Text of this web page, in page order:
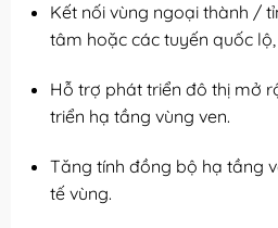
Kết nối vùng ngoại thành /
tâm hoặc các tuyến quốc
Hỗ trợ phát triển đô thị mở
triển hạ tầng vùng ven.
Tăng tính đồng bộ hạ tầng
tế vùng.